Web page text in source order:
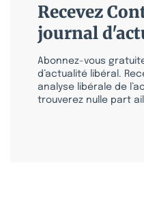
Recevez
journal
Abonnez-vous
d’actualité libéral.
analyse libérale de
trouverez nulle part